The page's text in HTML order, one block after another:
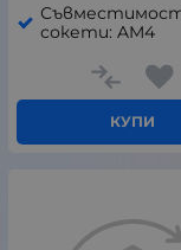
сокети: AM4
КУПИ